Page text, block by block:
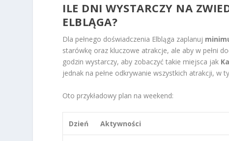
ILE DNI WYSTARCZY NA
ELBLĄGA?
Dla pełnego doświadczenia Elbląga zaplanuj
starówkę oraz kluczowe atrakcje, ale aby w pełni
godzin wystarczy, aby zobaczyć takie miejsca jak
jednak na pełne odkrywanie wszystkich atrakcji, w
Oto przykładowy plan na weekend:
Dzień Aktywności